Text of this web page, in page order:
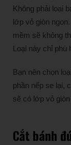
Không phải loại
lớp vỏ giòn
mềm sẽ không
Loại này chỉ phù
Bạn nên chọn
phần nếp se lại,
sẽ có lớp vỏ
Cắt bánh